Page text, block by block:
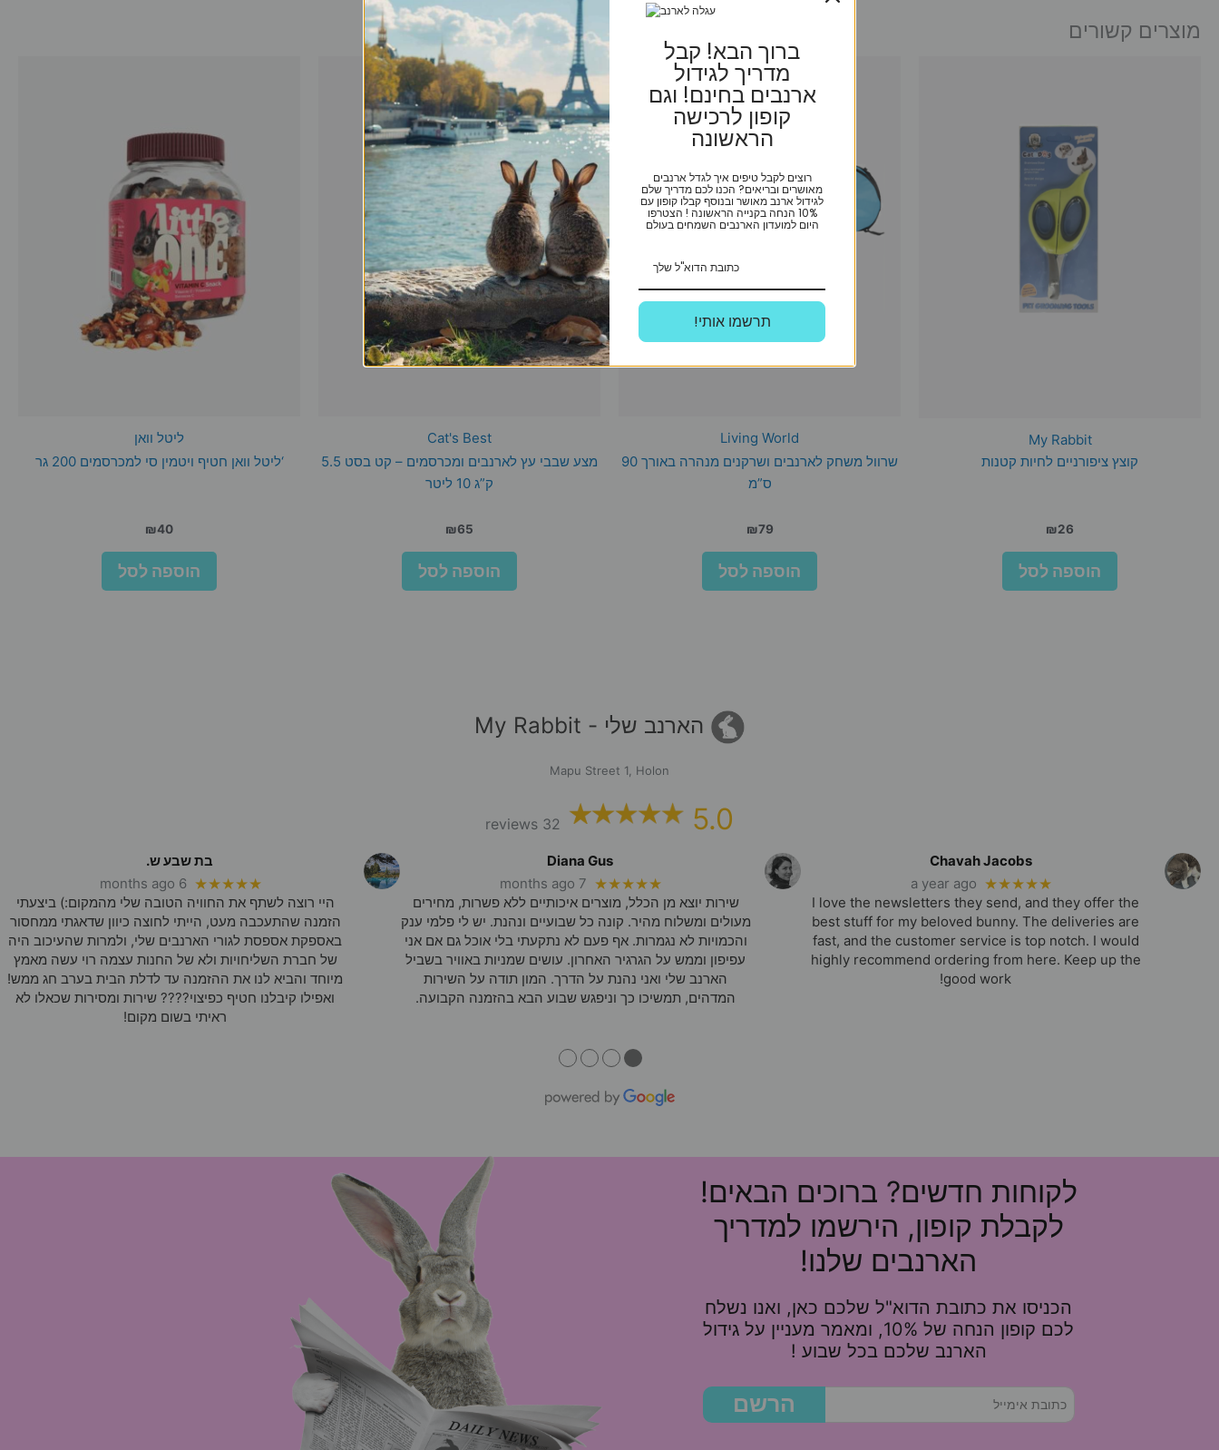
מוצרים קשורים
My Rabbit
קוצץ ציפורניים לחיות קטנות
₪26
הוספה לסל
Living World
שרוול משחק לארנבים ושרקנים מנהרה באורך 90
ס”מ
₪79
הוספה לסל
Cat's Best
מצע שבבי עץ לארנבים ומכרסמים – קט בסט 5.5
ק”ג 10 ליטר
₪65
הוספה לסל
ליטל וואן
‘ליטל וואן חטיף ויטמין סי למכרסמים 200 גר
₪40
הוספה לסל
הארנב שלי - My Rabbit
Mapu Street 1, Holon
5.0
32 reviews
Chavah Jacobs
★★★★★
a year ago
I love the newsletters they send, and they offer the
best stuff for my beloved bunny. The deliveries are
fast, and the customer service is top notch. I would
highly recommend ordering from here. Keep up the
good work!
Diana Gus
★★★★★
7 months ago
שירות יוצא מן הכלל, מוצרים איכותיים ללא פשרות, מחירים
מעולים ומשלוח מהיר. קונה כל שבועיים ונהנת. יש לי פלמי ענק
והכמויות לא נגמרות. אף פעם לא נתקעתי בלי אוכל גם אם אני
עפיפון וממש על הגרגיר האחרון. עושים שמניות באוויר בשביל
הארנב שלי ואני נהנת על הדרך. המון תודה על השירות
המדהים, תמשיכו כך וניפגש שבוע הבא בהזמנה הקבועה.
בת שבע ש.
★★★★★
6 months ago
היי רוצה לשתף את החוויה הטובה שלי מהמקום:) ביצעתי
הזמנה שהתעכבה מעט, הייתי לחוצה כיוון שדאגתי ממחסור
באספקת אספסת לגורי הארנבים שלי, ולמרות שהעיכוב היה
של חברת השליחויות ולא של החנות עצמה רוי עשה מאמץ
מיוחד והביא לנו את ההזמנה עד לדלת הבית בערב חג ממש!
ואפילו קיבלנו חטיף כפיצוי???? שירות ומסירות שכאלו לא
ראיתי בשום מקום!
●
●
●
●
לקוחות חדשים? ברוכים הבאים!
לקבלת קופון, הירשמו למדריך
הארנבים שלנו!
הכניסו את כתובת הדוא"ל שלכם כאן, ואנו נשלח
לכם קופון הנחה של 10%, ומאמר מעניין על גידול
הארנב שלכם בכל שבוע !
הרשם
ברוך הבא! קבל
מדריך לגידול
ארנבים בחינם! וגם
קופון לרכישה
הראשונה
רוצים לקבל טיפים איך לגדל ארנבים
מאושרים ובריאים? הכנו לכם מדריך שלם
לגידול ארנב מאושר ובנוסף קבלו קופון עם
10% הנחה בקנייה הראשונה ! הצטרפו
היום למועדון הארנבים השמחים בעולם
!תרשמו אותי